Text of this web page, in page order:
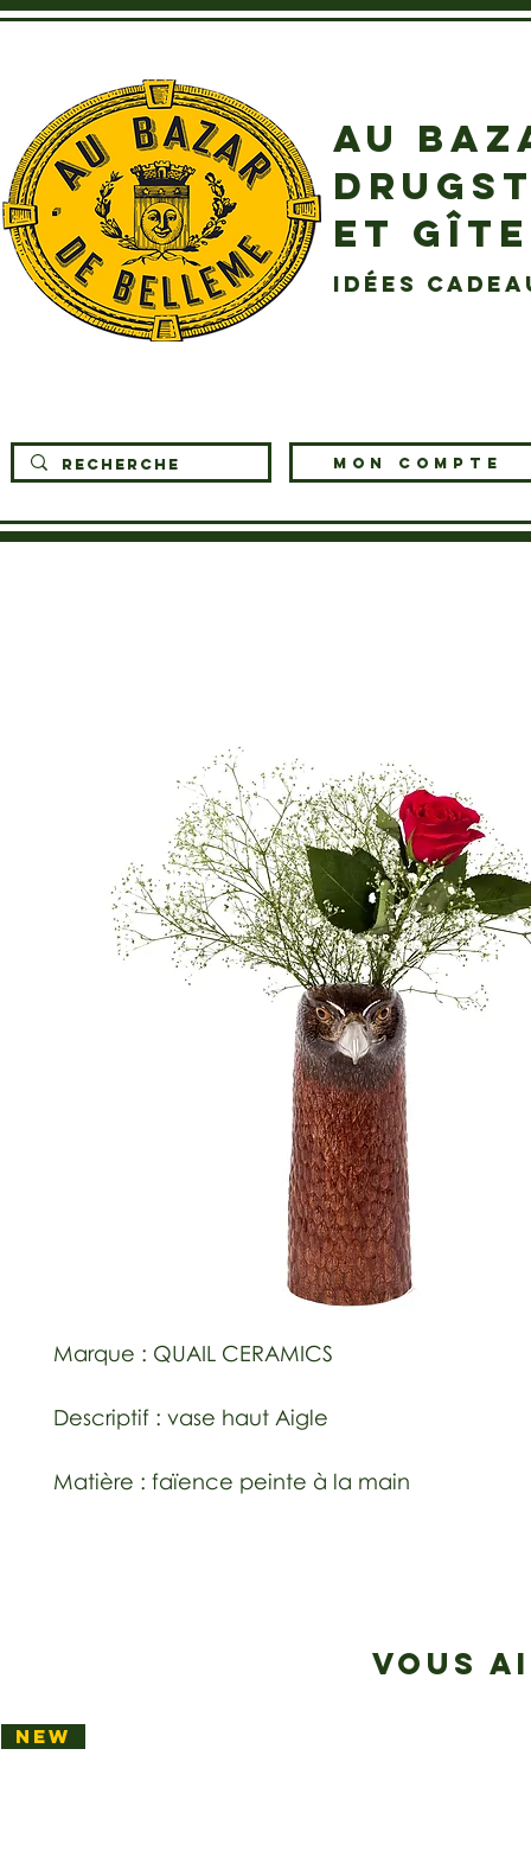
AU
ET
idées
MON COMPTE
Marque : QUAIL CERAMICS
Descriptif : vase haut Aigle
Matière : faïence peinte à la main
VOUS
NEW